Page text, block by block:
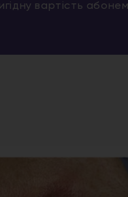
вартість